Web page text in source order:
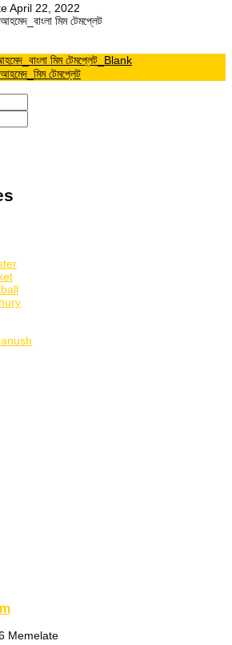
April 22, 2022
মিম টেমপ্লেট
মিম টেমপ্লেট_Blank
টেমপ্লেট
Memelate